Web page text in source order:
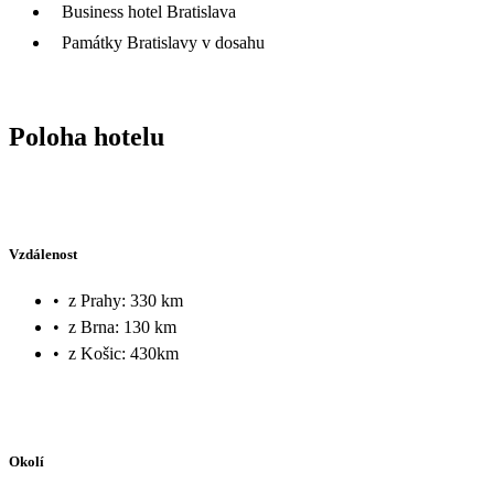
Business hotel Bratislava
Památky Bratislavy v dosahu
Poloha hotelu
Vzdálenost
• z Prahy: 330 km
• z Brna: 130 km
• z Košic: 430km
Okolí